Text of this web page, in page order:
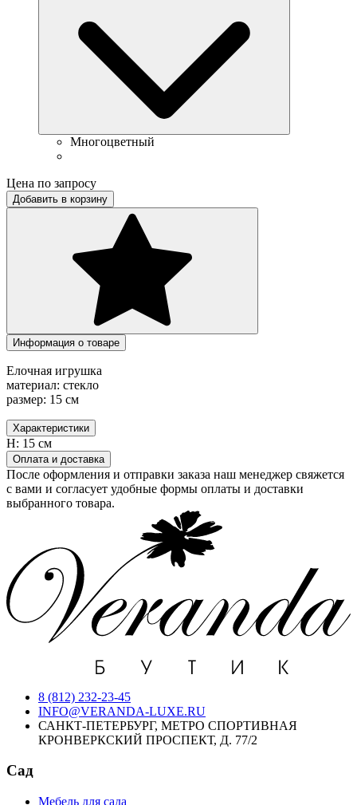
Многоцветный
Цена по запросу
Добавить в корзину
Информация о товаре
Елочная игрушка
материал: стекло
размер: 15 см
Характеристики
H: 15 см
Оплата и доставка
После оформления и отправки заказа наш менеджер свяжется
с вами и согласует удобные формы оплаты и доставки
выбранного товара.
8 (812) 232-23-45
INFO@VERANDA-LUXE.RU
САНКТ-ПЕТЕРБУРГ, МЕТРО СПОРТИВНАЯ
КРОНВЕРКСКИЙ ПРОСПЕКТ, Д. 77/2
Сад
Мебель для сада